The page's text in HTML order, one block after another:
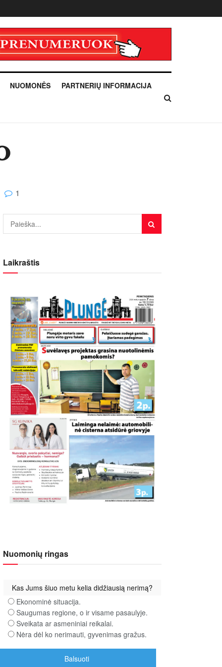
NUOMONĖS PARTNERIŲ INFORMACIJA
1
Laikraštis
Nuomonių ringas
Kas Jums šiuo metu kelia didžiausią nerimą?
Ekonominė situacija.
Saugumas regione, o ir visame pasaulyje.
Sveikata ar asmeniniai reikalai.
Nėra dėl ko nerimauti, gyvenimas gražus.